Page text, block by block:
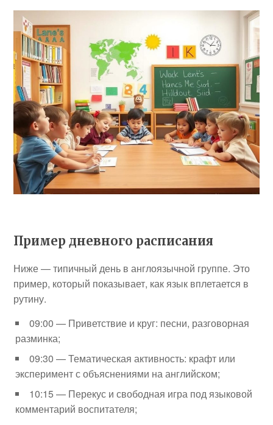
Пример дневного расписания
Ниже — типичный день в англоязычной группе. Это
пример, который показывает, как язык вплетается в
рутину.
09:00 — Приветствие и круг: песни, разговорная
разминка;
09:30 — Тематическая активность: крафт или
эксперимент с объяснениями на английском;
10:15 — Перекус и свободная игра под языковой
комментарий воспитателя;